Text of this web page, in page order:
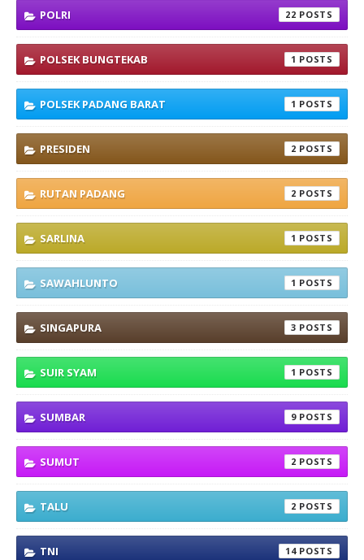
POLRI 22
POLSEK BUNGTEKAB 1
POLSEK PADANG BARAT 1
PRESIDEN 2
RUTAN PADANG 2
SARLINA 1
SAWAHLUNTO 1
SINGAPURA 3
SUIR SYAM 1
SUMBAR 9
SUMUT 2
TALU 2
TNI 14